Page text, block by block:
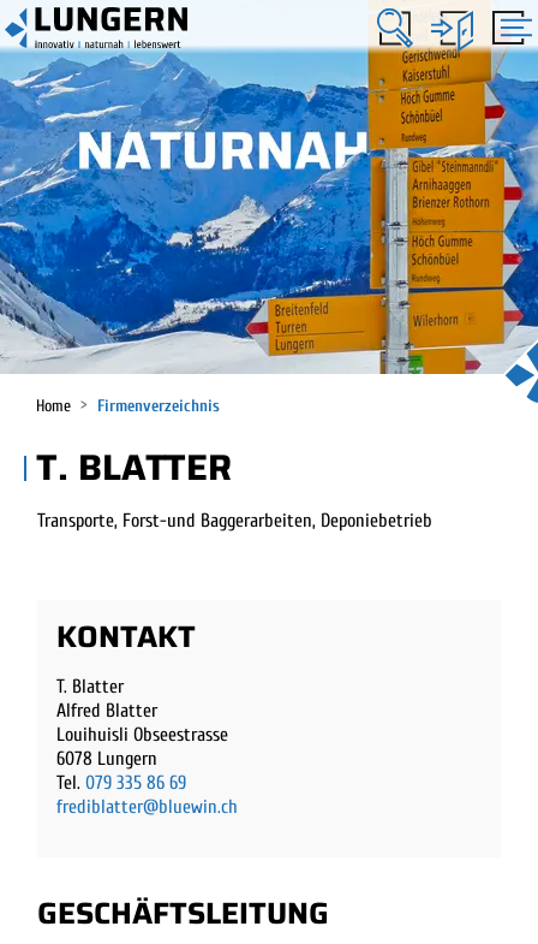
KOPFZEILE
HAUPTNAVIGATION
Home Firmenverzeichnis
T. BLATTER
Transporte, Forst-und Baggerarbeiten, Deponiebetrieb
KONTAKT
T. Blatter
Alfred Blatter
Louihuisli Obseestrasse
6078 Lungern
Tel. 079 335 86 69
frediblatter@bluewin.ch
GESCHÄFTSLEITUNG